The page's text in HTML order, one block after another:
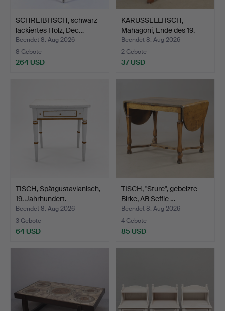
SCHREIBTISCH, schwarz
lackiertes Holz, Dec…
Beendet 8. Aug 2026
8 Gebote
264 USD
KARUSSELLTISCH,
Mahagoni, Ende des 19.
Jah…
Beendet 8. Aug 2026
2 Gebote
37 USD
TISCH, Spätgustavianisch,
19. Jahrhundert.
Beendet 8. Aug 2026
3 Gebote
64 USD
TISCH, "Sture", gebeizte
Birke, AB Seffle …
Beendet 8. Aug 2026
4 Gebote
85 USD